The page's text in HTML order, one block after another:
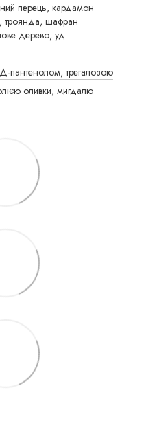
перець, кардамон
троянда, шафран
дерево, уд
пантенолом, трегалозою
оливки, мигдалю